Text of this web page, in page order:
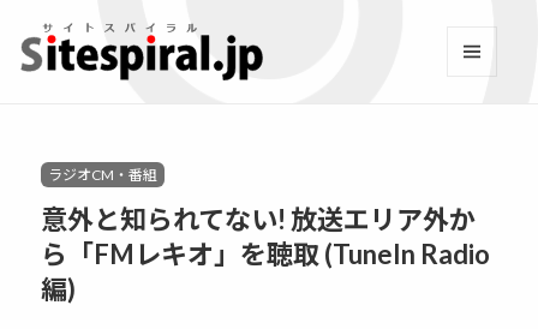
サイトスパイラル
Categories
ラジオCM・番組
意外と知られてない! 放送エリア外か
ら「FMレキオ」を聴取 (TuneIn Radio
編)